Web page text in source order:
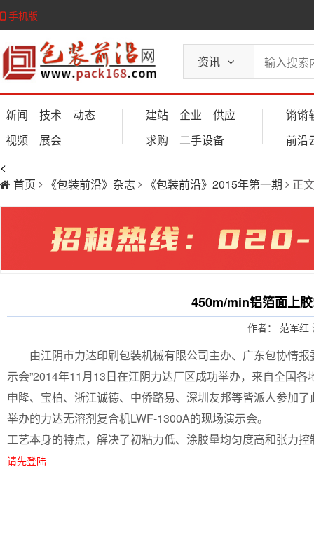
手机版
资讯
新闻 技术
动态
视频
展会
建站 企业
供应
求购
二手设备
锵锵
前沿
<
首页
《包装前沿》杂志 《包装前沿》2015年第一期 正文
450m/min铝箔面上
作者： 范军
由江阴市力达印刷包装机械有限公司主办、广东包协情报
示会”2014年11月13日在江阴力达厂区成功举办，来自全国
申隆、宝柏、浙江诚德、中侨路易、深圳友邦等皆派人参
举办的力达无溶剂复合机LWF-1300A的现场演示会。
工艺本身的特点，解决了初粘力低、涂胶量均匀度高和张力
请先登陆